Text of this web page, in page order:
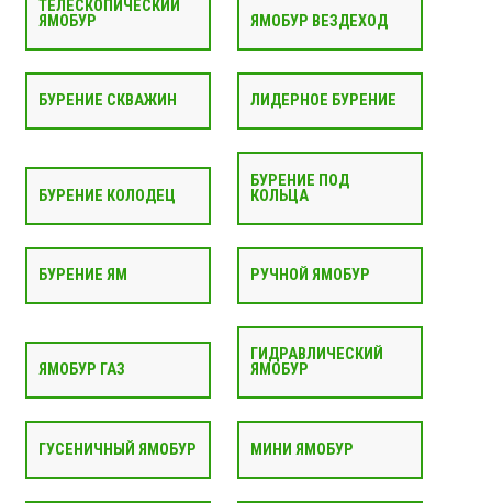
ТЕЛЕСКОПИЧЕСКИЙ
ЯМОБУР
ЯМОБУР ВЕЗДЕХОД
БУРЕНИЕ СКВАЖИН ЛИДЕРНОЕ БУРЕНИЕ
БУРЕНИЕ КОЛОДЕЦ
БУРЕНИЕ ПОД
КОЛЬЦА
БУРЕНИЕ ЯМ РУЧНОЙ ЯМОБУР
ЯМОБУР ГАЗ
ГИДРАВЛИЧЕСКИЙ
ЯМОБУР
ГУСЕНИЧНЫЙ ЯМОБУР МИНИ ЯМОБУР